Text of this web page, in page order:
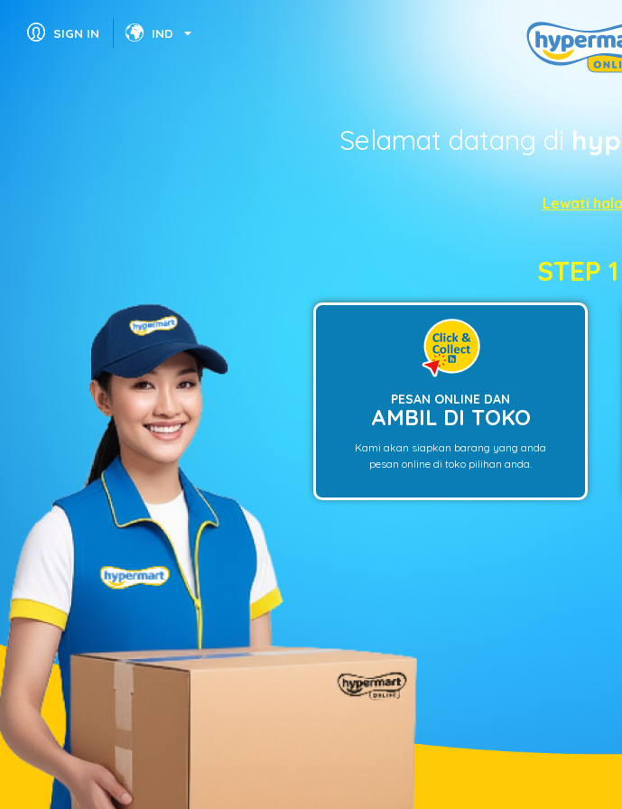
SIGN IN IND
Selamat datang di
Lewati
STEP 1
PESAN ONLINE DAN
AMBIL DI TOKO
Kami akan siapkan barang yang anda
pesan online di toko pilihan anda.